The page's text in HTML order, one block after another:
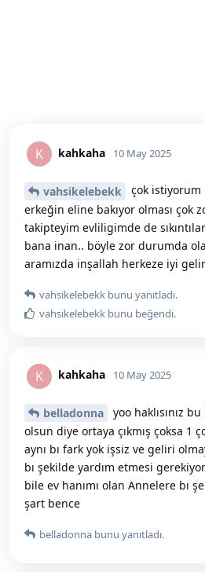
K kahkaha 10 May 2025
vahsikelebekk
çok istiyorum
erkeğin eline bakıyor olması çok
takipteyim evliligimde de
bana inan.. böyle zor durumda
aramızda inşallah herkeze iyi
vahsikelebekk bunu yanıtladı.
vahsikelebekk bunu beğendi.
K kahkaha 10 May 2025
belladonna
yoo haklısınız
olsun diye ortaya çıkmış çoksa 1
aynı bı fark yok işsiz ve geliri
bı şekilde yardım etmesi
bile ev hanımı olan Annelere bı
şart bence
belladonna bunu yanıtladı.